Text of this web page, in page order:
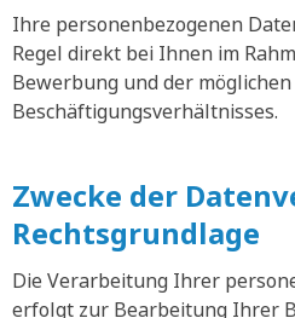
Ihre personenbezogenen
Regel direkt bei Ihnen im
Bewerbung und der
Beschäftigungsverhältnisses.
Zwecke der
Rechtsgrundlage
Die Verarbeitung Ihrer
erfolgt zur Bearbeitung Ihrer